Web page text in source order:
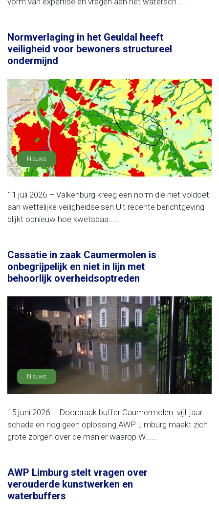
Normverlaging in het Geuldal heeft
veiligheid voor bewoners structureel
ondermijnd
Nieuws
11 juli 2026 – Valkenburg kreeg een norm die niet voldoet
aan wettelijke veiligheidseisen Uit recente berichtgeving
blijkt opnieuw hoe kwetsbaa......
Cassatie in zaak Caumermolen is
onbegrijpelijk en niet in lijn met
behoorlijk overheidsoptreden
Nieuws
15 juni 2026 – Doorbraak buffer Caumermolen: vijf jaar
schade en nog geen oplossing AWP Limburg maakt zich
grote zorgen over de manier waarop W......
AWP Limburg stelt vragen over
verouderde kunstwerken en
waterbuffers